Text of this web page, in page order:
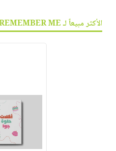
الأكثر مبيعاً لـ REMEMBER ME :